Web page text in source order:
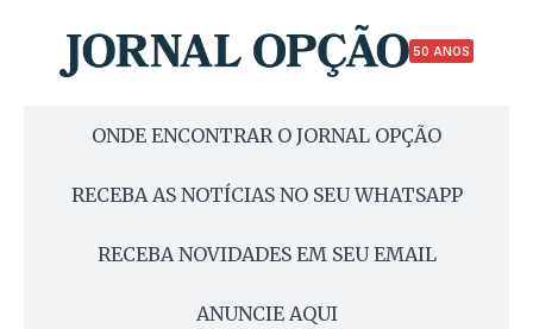
50 ANOS
ONDE ENCONTRAR O JORNAL OPÇÃO
RECEBA AS NOTÍCIAS NO SEU WHATSAPP
RECEBA NOVIDADES EM SEU EMAIL
ANUNCIE AQUI